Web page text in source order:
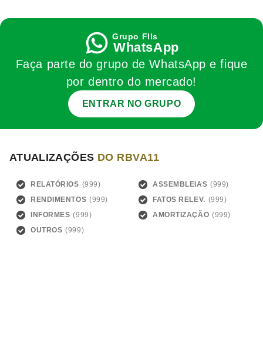
WhatsApp
Faça parte do grupo de WhatsApp e fique
por dentro do mercado!
ENTRAR NO GRUPO
ATUALIZAÇÕES DO RBVA11
RELATÓRIOS
ASSEMBLEIAS
RENDIMENTOS
FATOS RELEV.
INFORMES
AMORTIZAÇÃO
OUTROS